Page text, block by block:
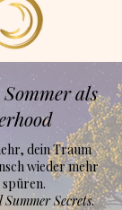
als
dein Traum
wieder mehr
Summer Secrets.